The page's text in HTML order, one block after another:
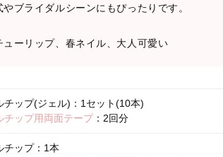
やブライダルシーンにもぴったりです。
ューリップ、春ネイル、大人可愛い
チップ(ジェル)：1セット(10本)
チップ用両面テープ：2回分
チップ：1本